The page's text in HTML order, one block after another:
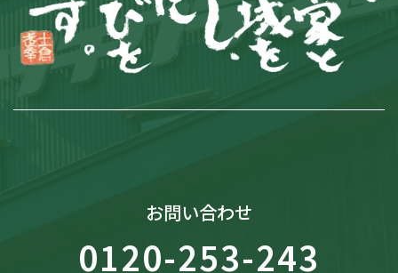
お問い合わせ
0120-253-243